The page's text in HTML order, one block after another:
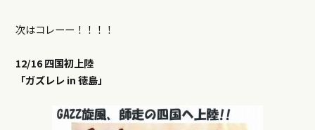
次はコレーー！！！！
12/16 四国初上陸
「ガズレレ in 徳島」